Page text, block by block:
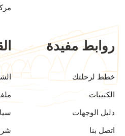
روابط مفيدة
خطط لرحلتك
الكتيبات
دليل الوجهات
اتصل بنا